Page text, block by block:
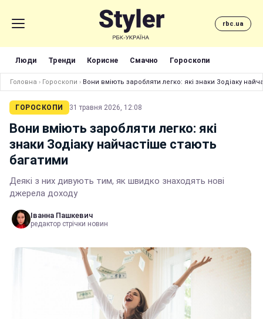
rbc.ua
Люди Тренди Корисне Смачно Гороскопи
Головна › Гороскопи › Вони вміють заробляти легко: які знаки Зодіаку
ГОРОСКОПИ 31 травня 2026, 12:08
Вони вміють заробляти легко: які
знаки Зодіаку найчастіше стають
багатими
Деякі з них дивують тим, як швидко знаходять нові
джерела доходу
Іванна Пашкевич
редактор стрічки новин